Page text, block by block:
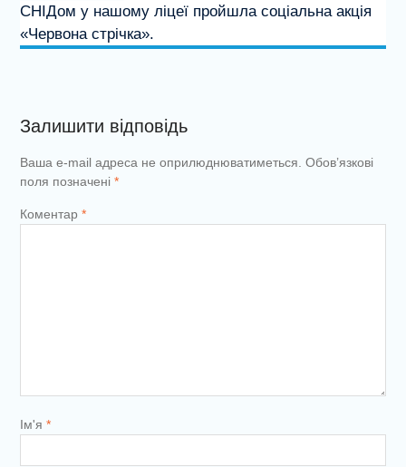
СНІДом у нашому ліцеї пройшла соціальна акція
«Червона стрічка».
Залишити відповідь
Ваша e-mail адреса не оприлюднюватиметься. Обов’язкові
поля позначені *
Коментар *
Ім'я *